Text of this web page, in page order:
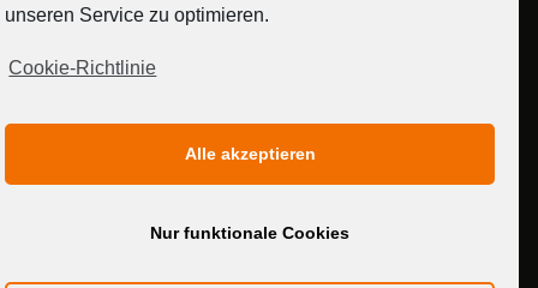
MEDIADATEN
unseren Service zu optimieren.
Cookie-Richtlinie
Alle akzeptieren
Nur funktionale Cookies